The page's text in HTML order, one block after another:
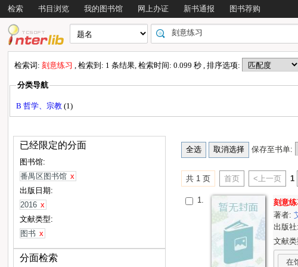
检索 书目浏览 我的图书馆 网上办证 新书通报 图书荐购
检索词:刻意练习, 检索到: 1 条结果, 检索时间: 0.099 秒 , 排序选项:
分类导航
B 哲学、宗教(1)
已经限定的分面
图书馆:
番禺区图书馆 x
出版日期:
2016 x
文献类型:
图书 x
分面检索
保存至书单:
共 1 页 首页 <上一页 1
1. 刻意练
著者:
出版
文献
在